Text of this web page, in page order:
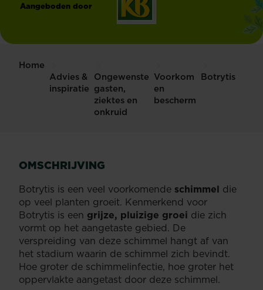
Aangeboden door
Home
Advies &
inspiratie
Ongewenste
gasten,
ziektes en
onkruid
Voorkom
en
bescherm
Botrytis
OMSCHRIJVING
Botrytis is een veel voorkomende schimmel die
op veel planten groeit. Kenmerkend voor
Botrytis is een grijze, pluizige groei die zich
vormt op het aangetaste gebied. De
verspreiding van deze schimmel hangt af van
het stadium waarin de schimmel zich bevindt.
Hoe groter de schimmelinfectie, hoe groter het
oppervlakte aangetast door deze schimmel.